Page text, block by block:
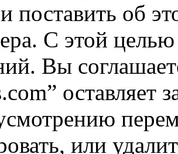
поставить об
С этой
Вы
оставляет
или